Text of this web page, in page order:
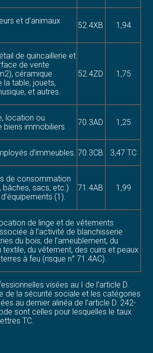
et d’animaux
52.4XB 1,94
de quincaillerie et
de vente
céramique
la table, jouets,
et autres.
52.4ZD 1,75
location ou
biens immobiliers.
70.3AD 1,25
d’immeubles. 70.3CB 3,47 TC
de consommation
bâches, sacs, etc.)
(1).
71.4AB 1,99
de linge et de vêtements
à l’activité de blanchisserie
du bois, de l’ameublement, du
textile, du vêtement, des cuirs et peaux
à feu (risque n° 71.4AC).
visées au I de l’article D.
de la sécurité sociale et les catégories
au dernier alinéa de l’article D. 242-
sont celles pour lesquelles le taux
TC.